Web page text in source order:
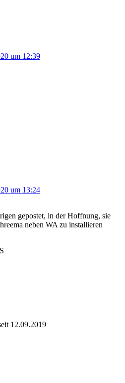
um 12:39
um 13:24
gepostet, in der Hoffnung, sie
neben WA zu installieren
12.09.2019